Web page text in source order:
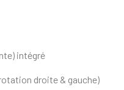
intégré
droite & gauche)